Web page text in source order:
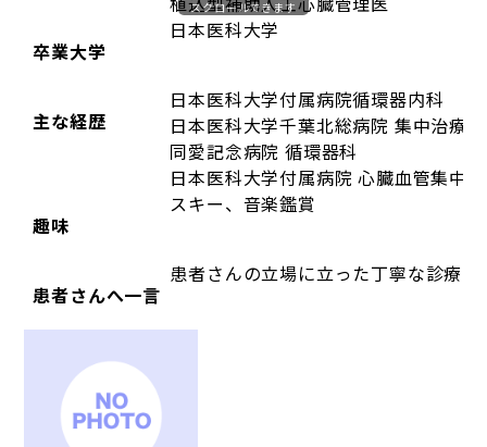
卒業大学
日本医科大学
主な経歴
日本医科大学付属病院循環器内科
日本医科大学千葉北総病院 集中治
同愛記念病院 循環器科
日本医科大学付属病院 心臓血管集中
趣味
スキー、音楽鑑賞
患者さんへ一言
患者さんの立場に立った丁寧な診療
スクロールできます